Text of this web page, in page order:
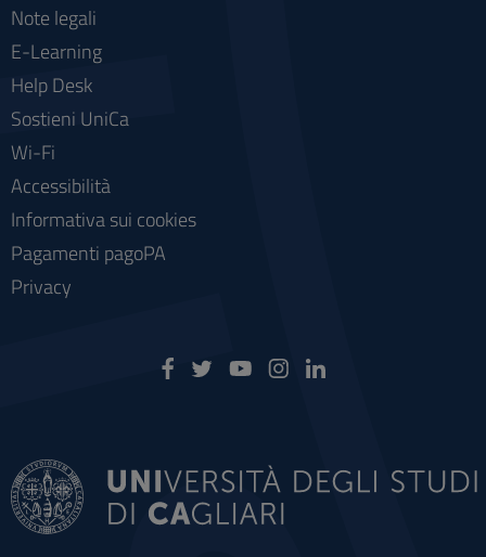
Note legali
E-Learning
Help Desk
Sostieni UniCa
Wi-Fi
Accessibilità
Informativa sui cookies
Pagamenti pagoPA
Privacy